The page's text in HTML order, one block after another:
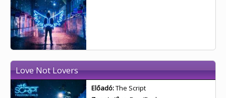
Love Not Lovers
Előadó:The Script